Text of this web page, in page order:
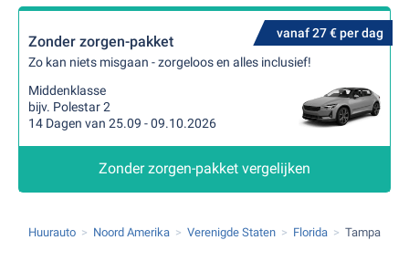
vanaf 27 € per dag
Zonder zorgen-pakket
Zo kan niets misgaan - zorgeloos en alles inclusief!
Middenklasse
bijv. Polestar 2
14 Dagen van 25.09 - 09.10.2026
Zonder zorgen-pakket vergelijken
Huurauto Noord Amerika Verenigde Staten Florida Tampa